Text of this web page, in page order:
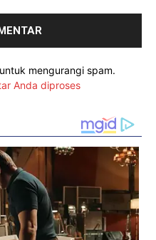
mengurangi spam.
Anda diproses